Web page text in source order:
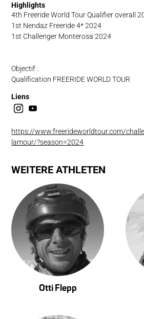
Highlights
4th Freeride World Tour Qualifier overall
1st Nendaz Freeride 4* 2024
1st Challenger Monterosa 2024
Objectif :
Qualification FREERIDE WORLD TOUR
Liens
https://www.freerideworldtour.com/
lamour/?season=2024
WEITERE ATHLETEN
Otti Flepp